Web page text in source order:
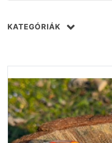
KATEGÓRIÁK